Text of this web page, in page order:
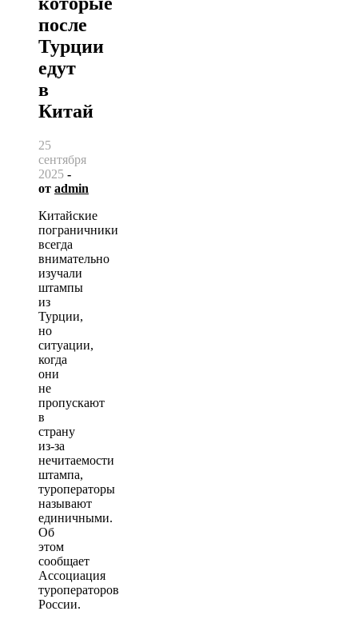
после
Турции
едут
в
Китай
25
сентября
2025 -
от admin
Китайские
пограничники
всегда
внимательно
изучали
штампы
из
Турции,
но
ситуации,
когда
они
не
пропускают
в
страну
из-за
нечитаемости
штампа,
туроператоры
называют
единичными.
Об
этом
сообщает
Ассоциация
туроператоров
России.